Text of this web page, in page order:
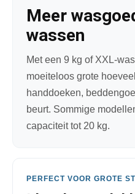
Meer
wassen
Met een 9 kg of XXL-
moeiteloos grote
handdoeken,
beurt. Sommige
capaciteit tot 20 kg.
PERFECT VOOR GROTE